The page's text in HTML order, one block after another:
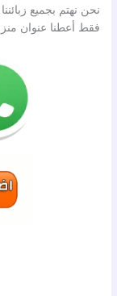
نحن نهتم بجميع
فقط أعطنا عنوان